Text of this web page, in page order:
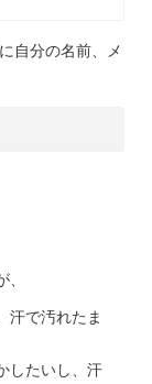
自分の名前、メ
汗で汚れたま
したいし、汗